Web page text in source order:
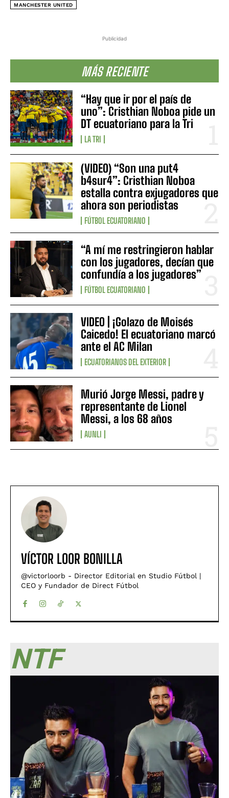
Publicidad
MÁS RECIENTE
“Hay que ir por el país de
uno”: Cristhian Noboa pide un
DT ecuatoriano para la Tri
LA TRI
(VIDEO) “Son una put4
b4sur4”: Cristhian Noboa
estalla contra exjugadores que
ahora son periodistas
FÚTBOL ECUATORIANO
“A mí me restringieron hablar
con los jugadores, decían que
confundía a los jugadores”
FÚTBOL ECUATORIANO
VIDEO | ¡Golazo de Moisés
Caicedo! El ecuatoriano marcó
ante el AC Milan
ECUATORIANOS DEL EXTERIOR
Murió Jorge Messi, padre y
representante de Lionel
Messi, a los 68 años
AUNLI
MANCHESTER UNITED
VÍCTOR LOOR BONILLA
@victorloorb - Director Editorial en Studio Fútbol |
CEO y Fundador de Direct Fútbol
NTF